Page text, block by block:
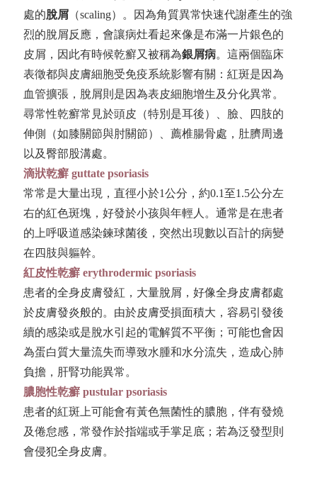
處的脫屑（scaling）。因為角質異常快速代謝產生的強
烈的脫屑反應，會讓病灶看起來像是布滿一片銀色的
皮屑，因此有時候乾癬又被稱為銀屑病。這兩個臨床
表徵都與皮膚細胞受免疫系統影響有關：紅斑是因為
血管擴張，脫屑則是因為表皮細胞增生及分化異常。
尋常性乾癬常見於頭皮（特別是耳後）、臉、四肢的
伸側（如膝關節與肘關節）、薦椎腸骨處，肚臍周邊
以及臀部股溝處。
滴狀乾癬guttate psoriasis
常常是大量出現，直徑小於1公分，約0.1至1.5公分左
右的紅色斑塊，好發於小孩與年輕人。通常是在患者
的上呼吸道感染鍊球菌後，突然出現數以百計的病變
在四肢與軀幹。
紅皮性乾癬erythrodermic psoriasis
患者的全身皮膚發紅，大量脫屑，好像全身皮膚都處
於皮膚發炎般的。由於皮膚受損面積大，容易引發後
續的感染或是脫水引起的電解質不平衡；可能也會因
為蛋白質大量流失而導致水腫和水分流失，造成心肺
負擔，肝腎功能異常。
膿胞性乾癬 pustular psoriasis
患者的紅斑上可能會有黃色無菌性的膿胞，伴有發燒
及倦怠感，常發作於指端或手掌足底；若為泛發型則
會侵犯全身皮膚。